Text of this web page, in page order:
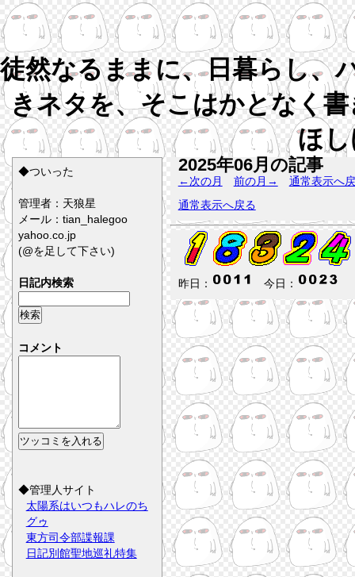
徒然なるままに、日暮らし、
きネタを、そこはかとなく
ほ
2025年06月の記事
←次の月 前の月→
通常表示へ
通常表示へ戻る
昨日： 今日：
◆ついった
管理者：天狼星
メール：tian_halegoo
yahoo.co.jp
(@を足して下さい)
日記内検索
コメント
◆管理人サイト
太陽系はいつもハレのち
グゥ
東方司令部諜報課
日記別館聖地巡礼特集